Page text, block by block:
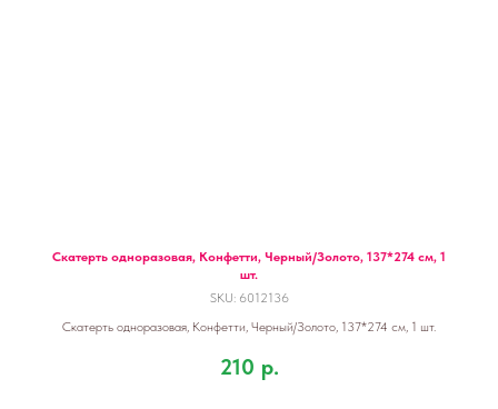
Скатерть одноразовая, Конфетти, Черный/Золото, 137*274 см, 1
шт.
SKU: 6012136
Скатерть одноразовая, Конфетти, Черный/Золото, 137*274 см, 1 шт.
210 р.